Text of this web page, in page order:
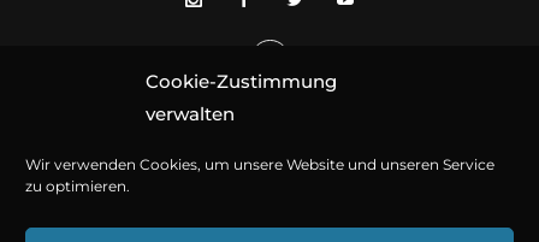
Cookie-Zustimmung
verwalten
Wir verwenden Cookies, um unsere Website und unseren Service
zu optimieren.